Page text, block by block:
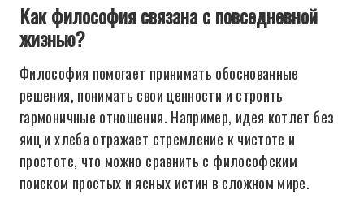
Как философия связана с повседневной
жизнью?
Философия помогает принимать обоснованные
решения, понимать свои ценности и строить
гармоничные отношения. Например, идея котлет без
яиц и хлеба отражает стремление к чистоте и
простоте, что можно сравнить с философским
поиском простых и ясных истин в сложном мире.